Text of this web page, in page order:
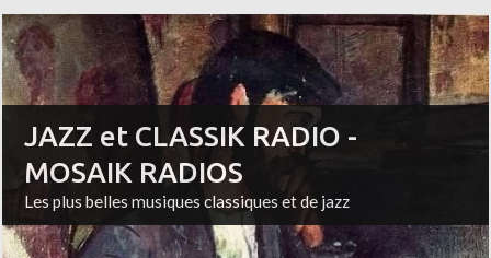
JAZZ et CLASSIK RADIO -
MOSAIK RADIOS
Les plus belles musiques classiques et de jazz